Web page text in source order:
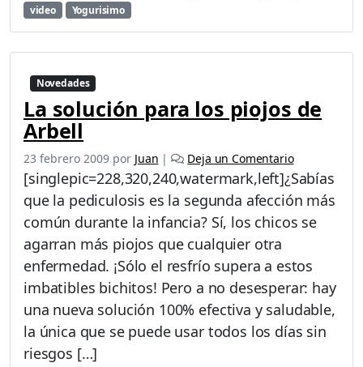
video
Yogurisimo
Novedades
La solución para los piojos de
Arbell
23 febrero 2009 por Juan | Deja un Comentario
[singlepic=228,320,240,watermark,left]¿Sabías
que la pediculosis es la segunda afección más
común durante la infancia? Sí, los chicos se
agarran más piojos que cualquier otra
enfermedad. ¡Sólo el resfrío supera a estos
imbatibles bichitos! Pero a no desesperar: hay
una nueva solución 100% efectiva y saludable,
la única que se puede usar todos los días sin
riesgos […]